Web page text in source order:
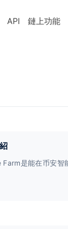
API 鏈上功能
是能在币安智